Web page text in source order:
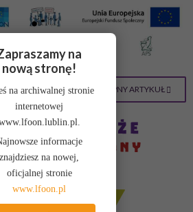
NASTĘPNY ARTYKUŁ
na
nową stronę!
na archiwalnej stronie
internetowej
informacje
znajdziesz na nowej,
oficjalnej stronie
www.lfoon.pl